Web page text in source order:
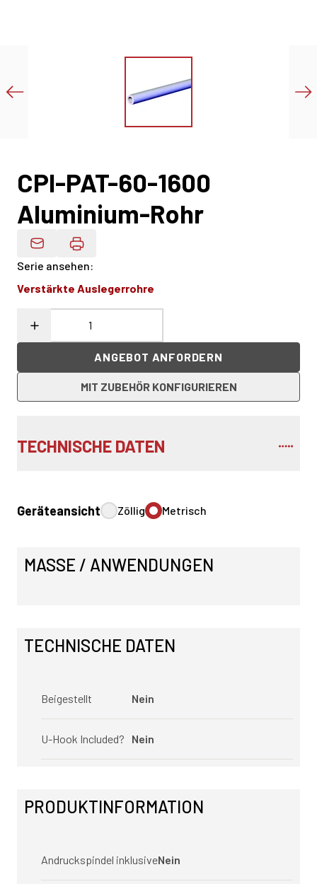
CPI-PAT-60-1600
Aluminium-Rohr
Produktdaten Per E-Mail
Serie ansehen:
Verstärkte Auslegerrohre
ANGEBOT ANFORDERN
MIT ZUBEHÖR KONFIGURIEREN
TECHNISCHE DATEN
Geräteansicht Zöllig Metrisch
MASSE / ANWENDUNGEN
TECHNISCHE DATEN
Beigestellt Nein
U-Hook Included? Nein
PRODUKTINFORMATION
Andruckspindel inklusiveNein